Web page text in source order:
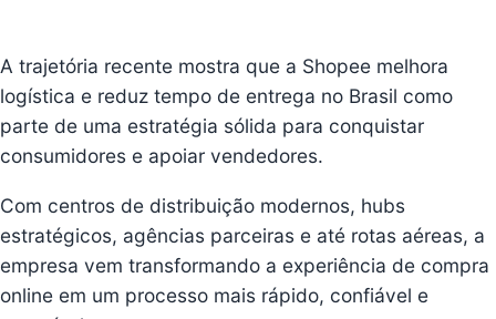
A trajetória recente mostra que a Shopee melhora
logística e reduz tempo de entrega no Brasil como
parte de uma estratégia sólida para conquistar
consumidores e apoiar vendedores.
Com centros de distribuição modernos, hubs
estratégicos, agências parceiras e até rotas aéreas, a
empresa vem transformando a experiência de compra
online em um processo mais rápido, confiável e